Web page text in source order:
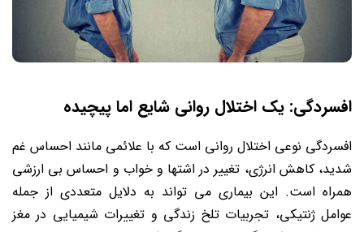
افسردگی: یک اختلال روانی شایع اما پیچیده
افسردگی نوعی اختلال روانی است که با علائمی مانند احساس غم
شدید، کاهش انرژی، تغییر در اشتها و خواب و احساس بی ارزشی
همراه است. این بیماری می تواند به دلایل متعددی از جمله
عوامل ژنتیکی، تجربیات تلخ زندگی و تغییرات شیمیایی در مغز